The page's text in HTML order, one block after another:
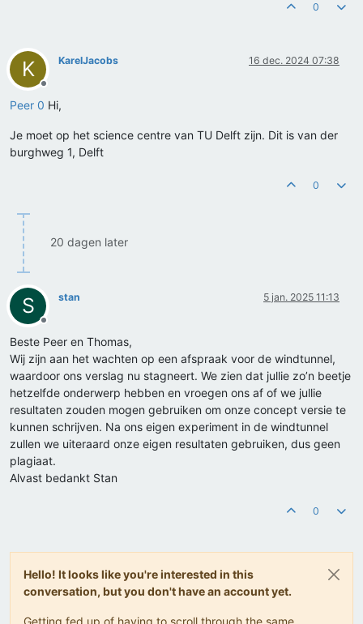
0
K
Offline
KarelJacobs 16 dec. 2024 07:38
Peer 0 Hi,
Je moet op het science centre van TU Delft zijn. Dit is van der
burghweg 1, Delft
0
20 dagen later
S
Offline
stan 5 jan. 2025 11:13
Beste Peer en Thomas,
Wij zijn aan het wachten op een afspraak voor de windtunnel,
waardoor ons verslag nu stagneert. We zien dat jullie zo’n beetje
hetzelfde onderwerp hebben en vroegen ons af of we jullie
resultaten zouden mogen gebruiken om onze concept versie te
kunnen schrijven. Na ons eigen experiment in de windtunnel
zullen we uiteraard onze eigen resultaten gebruiken, dus geen
plagiaat.
Alvast bedankt Stan
0
Hello! It looks like you're interested in this
conversation, but you don't have an account yet.